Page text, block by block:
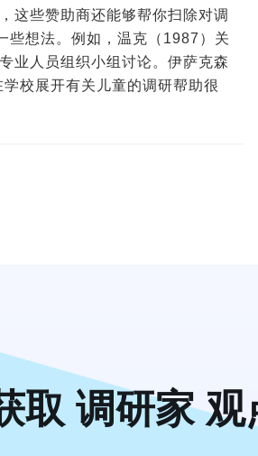
这些赞助商还能够帮你扫除对调
些想法。例如，温克（1987）关
业人员组织小组讨论。伊萨克森
校展开有关儿童的调研帮助很
取 调研家 观